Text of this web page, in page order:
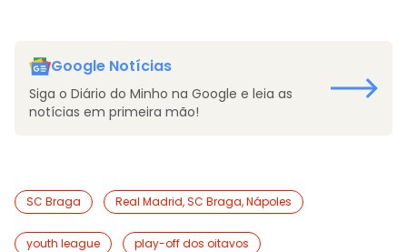
Google Notícias
Siga o Diário do Minho na Google e leia as
notícias em primeira mão!
SC Braga Real Madrid, SC Braga, Nápoles
youth league play-off dos oitavos